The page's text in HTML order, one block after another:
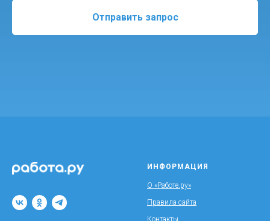
Отправить запрос
ИНФОРМАЦИЯ
О «Работе.ру»
Правила сайта
Контакты